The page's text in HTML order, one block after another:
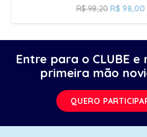
R$98,20 R$ 98,00
Entre para o CLUBE e
primeira mão
QUERO